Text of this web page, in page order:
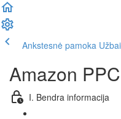
Ankstesnė pamoka
Amazon
I. Bendra informacija